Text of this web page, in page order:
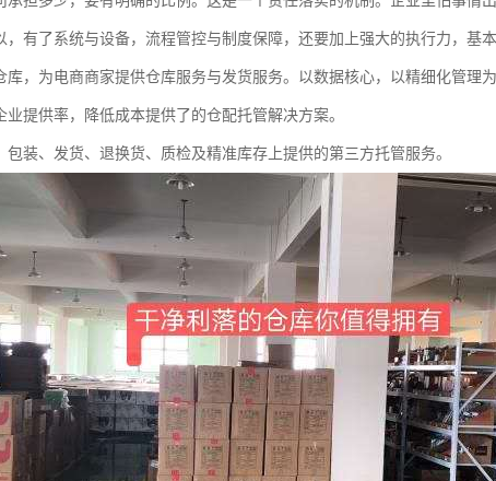
，有了系统与设备，流程管控与制度保障，还要加上强大的执行力，基
库，为电商商家提供仓库服务与发货服务。以数据核心，以精细化管理
提供率，降低成本提供了的仓配托管解决方案。
包装、发货、退换货、质检及精准库存上提供的第三方托管服务。